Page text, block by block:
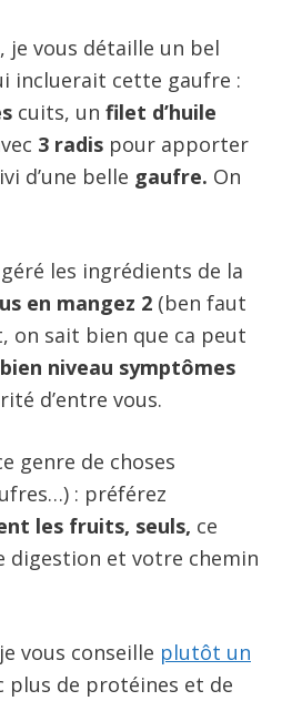
je vous détaille un bel
incluerait cette gaufre :
cuits, un filet d’huile
3 radis pour apporter
d’une belle gaufre. On
les ingrédients de la
en mangez 2 (ben faut
on sait bien que ca peut
niveau symptômes
d’entre vous.
genre de choses
: préférez
les fruits, seuls, ce
digestion et votre chemin
je vous conseille plutôt un
plus de protéines et de